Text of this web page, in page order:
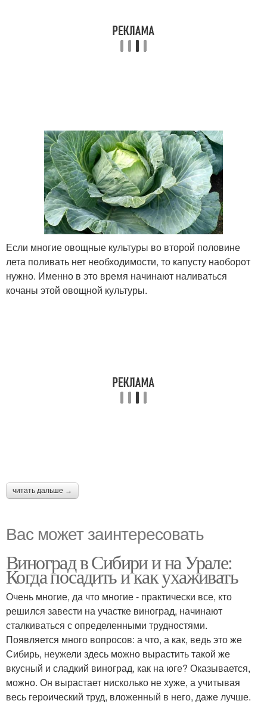
Если многие овощные культуры во второй половине
лета поливать нет необходимости, то капусту наоборот
нужно. Именно в это время начинают наливаться
кочаны этой овощной культуры.
читать дальше →
Вас может заинтересовать
Виноград в Сибири и на Урале:
Когда посадить и как ухаживать
Очень многие, да что многие - практически все, кто
решился завести на участке виноград, начинают
сталкиваться с определенными трудностями.
Появляется много вопросов: а что, а как, ведь это же
Сибирь, неужели здесь можно вырастить такой же
вкусный и сладкий виноград, как на юге? Оказывается,
можно. Он вырастает нисколько не хуже, а учитывая
весь героический труд, вложенный в него, даже лучше.